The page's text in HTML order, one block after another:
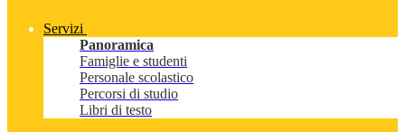
Servizi
Panoramica
Famiglie e studenti
Personale scolastico
Percorsi di studio
Libri di testo